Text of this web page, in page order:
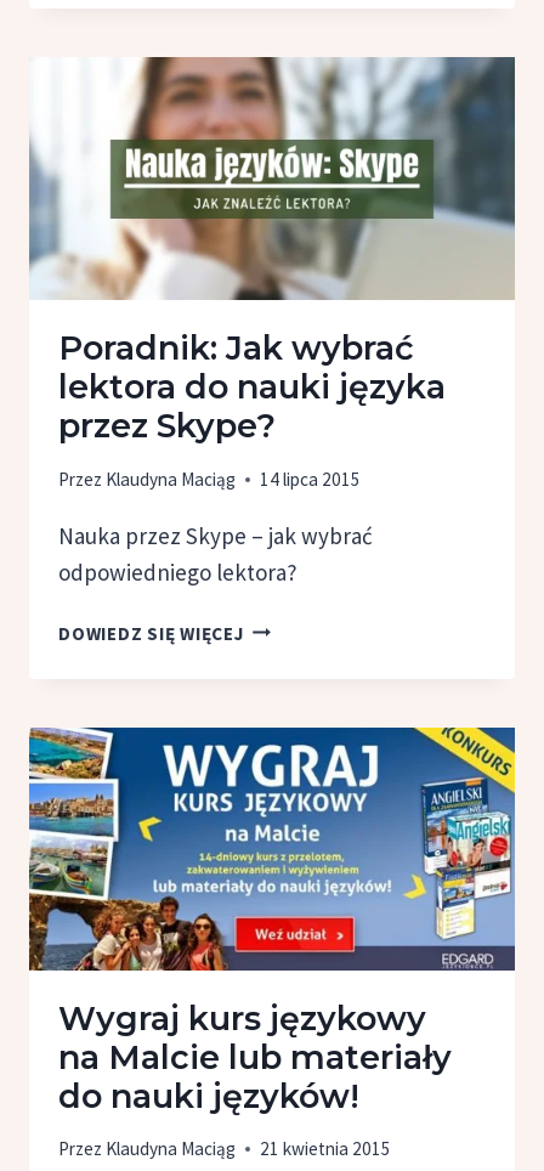
OBCEGO
BĘDZIE
DLA
CIEBIE
NAJLEPSZA?
Poradnik: Jak wybrać
lektora do nauki języka
przez Skype?
Przez Klaudyna Maciąg 14 lipca 2015
Nauka przez Skype – jak wybrać
odpowiedniego lektora?
DOWIEDZ SIĘ WIĘCEJPORADNIK:
DO NAUKI
JĘZYKA
PRZEZ SKYPE?
Wygraj kurs językowy
na Malcie lub materiały
do nauki języków!
Przez Klaudyna Maciąg 21 kwietnia 2015